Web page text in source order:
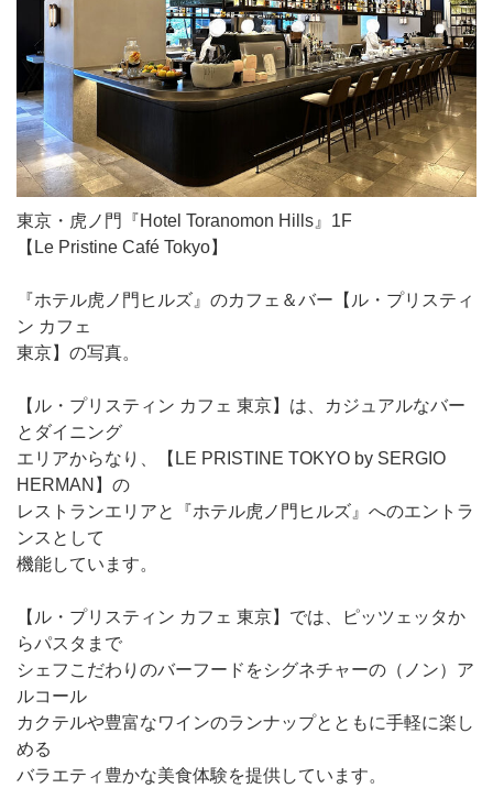
東京・虎ノ門『Hotel Toranomon Hills』1F
【Le Pristine Café Tokyo】
『ホテル虎ノ門ヒルズ』のカフェ＆バー【ル・プリスティ
ン カフェ
東京】の写真。
【ル・プリスティン カフェ 東京】は、カジュアルなバー
とダイニング
エリアからなり、【LE PRISTINE TOKYO by SERGIO
HERMAN】の
レストランエリアと『ホテル虎ノ門ヒルズ』へのエントラ
ンスとして
機能しています。
【ル・プリスティン カフェ 東京】では、ピッツェッタか
らパスタまで
シェフこだわりのバーフードをシグネチャーの（ノン）ア
ルコール
カクテルや豊富なワインのランナップとともに手軽に楽し
める
バラエティ豊かな美食体験を提供しています。